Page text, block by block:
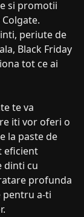
si promotii
periute de
Black Friday
tot ce ai
te va
iti vor oferi o
la paste de
eficient
dinti cu
profunda
pentru a-ti